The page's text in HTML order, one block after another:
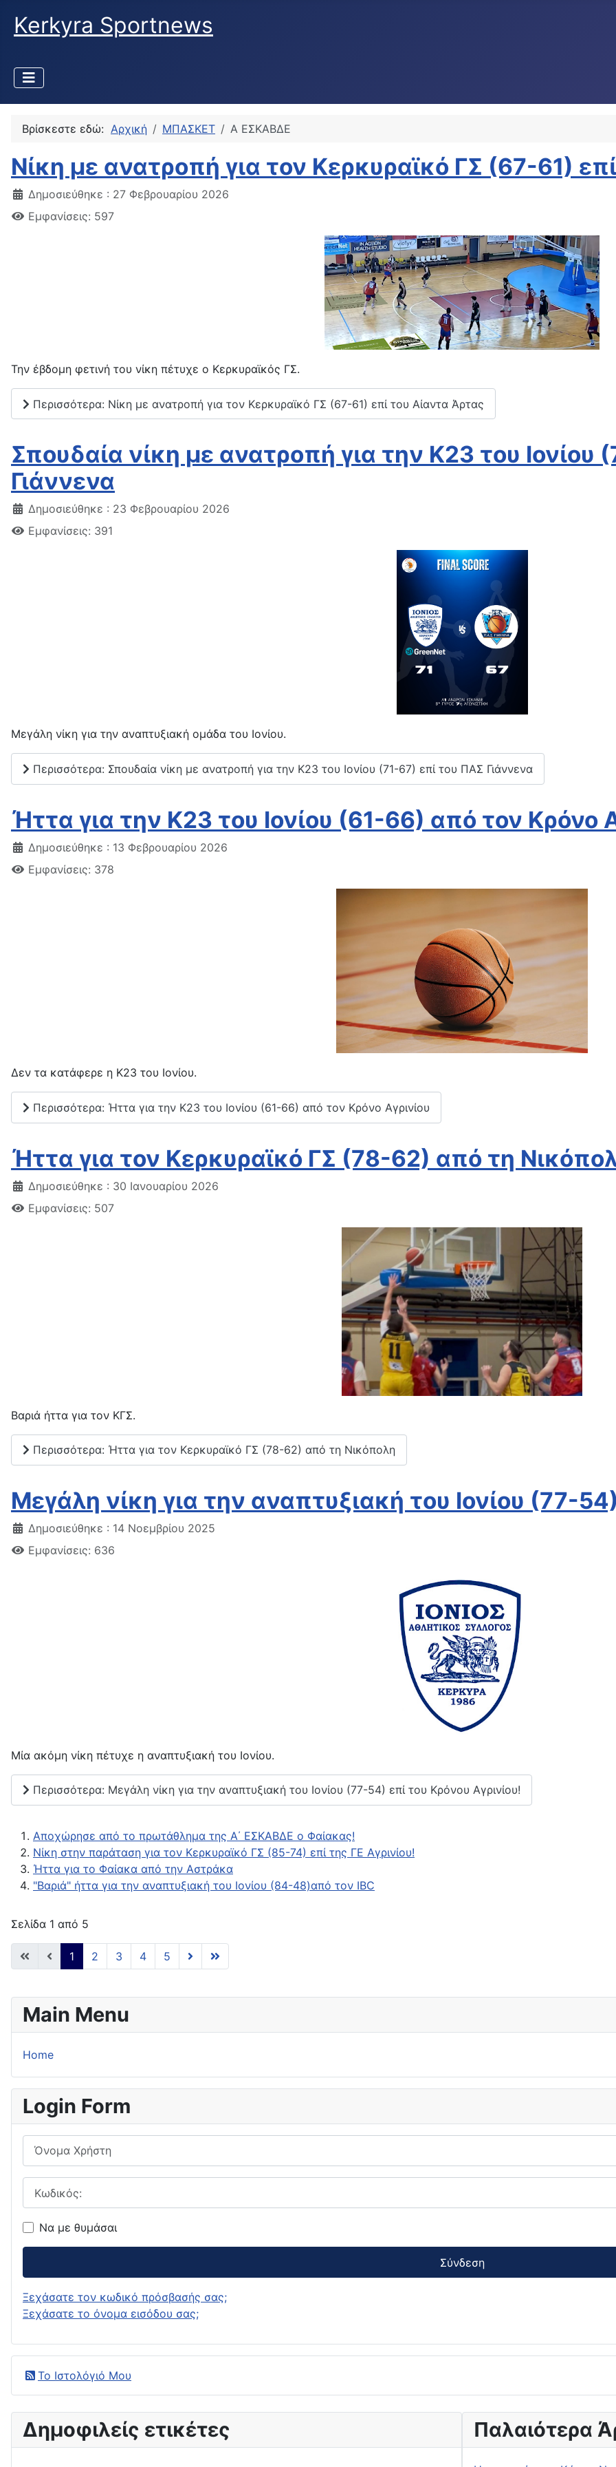
Kerkyra Sportnews
Βρίσκεστε εδώ: Αρχική ΜΠΑΣΚΕΤ Α ΕΣΚΑΒΔΕ
Νίκη με ανατροπή για τον Κερκυραϊκό ΓΣ (67-61)
Δημοσιεύθηκε : 27 Φεβρουαρίου 2026
Εμφανίσεις: 597
Την έβδομη φετινή του νίκη πέτυχε ο Κερκυραϊκός ΓΣ.
Περισσότερα: Νίκη με ανατροπή για τον Κερκυραϊκό ΓΣ (67-61) επί του Αίαντα Άρτας
Σπουδαία νίκη με ανατροπή για την Κ23 του Ιονίου
Γιάννενα
Δημοσιεύθηκε : 23 Φεβρουαρίου 2026
Εμφανίσεις: 391
Μεγάλη νίκη για την αναπτυξιακή ομάδα του Ιονίου.
Περισσότερα: Σπουδαία νίκη με ανατροπή για την Κ23 του Ιονίου (71-67) επί του ΠΑΣ Γιάννενα
Ήττα για την Κ23 του Ιονίου (61-66) από τον Κρόνο
Δημοσιεύθηκε : 13 Φεβρουαρίου 2026
Εμφανίσεις: 378
Δεν τα κατάφερε η K23 του Ιονίου.
Περισσότερα: Ήττα για την Κ23 του Ιονίου (61-66) από τον Κρόνο Αγρινίου
Ήττα για τον Κερκυραϊκό ΓΣ (78-62) από τη
Δημοσιεύθηκε : 30 Ιανουαρίου 2026
Εμφανίσεις: 507
Βαριά ήττα για τον ΚΓΣ.
Περισσότερα: Ήττα για τον Κερκυραϊκό ΓΣ (78-62) από τη Νικόπολη
Μεγάλη νίκη για την αναπτυξιακή του Ιονίου (77-
Δημοσιεύθηκε : 14 Νοεμβρίου 2025
Εμφανίσεις: 636
Μία ακόμη νίκη πέτυχε η αναπτυξιακή του Ιονίου.
Περισσότερα: Μεγάλη νίκη για την αναπτυξιακή του Ιονίου (77-54) επί του Κρόνου Αγρινίου!
Αποχώρησε από το πρωτάθλημα της Α΄ ΕΣΚΑΒΔΕ ο Φαίακας!
Νίκη στην παράταση για τον Κερκυραϊκό ΓΣ (85-74) επί της ΓΕ Αγρινίου!
Ήττα για το Φαίακα από την Αστράκα
"Βαριά" ήττα για την αναπτυξιακή του Ιονίου (84-48)από τον IBC
Σελίδα 1 από 5
1 2 3 4 5
Main Menu
Home
Login Form
Όνομα Χρήστη
Να με θυμάσαι
Σύνδεση
Ξεχάσατε τον κωδικό πρόσβασής σας;
Ξεχάσατε το όνομα εισόδου σας;
Το Ιστολόγιό Μου
Δημοφιλείς ετικέτες Παλαιότερα